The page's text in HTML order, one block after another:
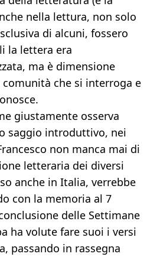
nella lettura, non solo
di alcuni, fossero
la lettera era
ma è dimensione
che si interroga e
giustamente osserva
saggio introduttivo, nei
non manca mai di
letteraria dei diversi
anche in Italia, verrebbe
con la memoria al 7
delle Settimane
ha volute fare suoi i versi
passando in rassegna